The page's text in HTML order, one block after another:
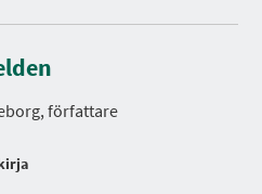
författare